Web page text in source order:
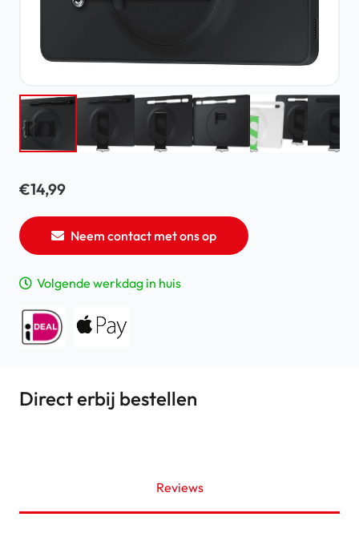
€14,99
Neem contact met ons op
Volgende werkdag in huis
Direct erbij bestellen
Reviews